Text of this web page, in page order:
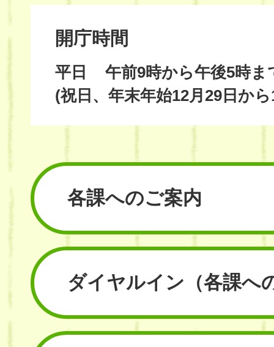
開庁時間
平日
午前9時から午後5時ま
(祝日、年末年始12月29日か
各課へのご案内
ダイヤルイン （各課へ